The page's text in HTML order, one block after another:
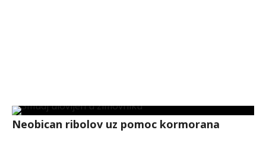
Neobican ribolov uz pomoc kormorana